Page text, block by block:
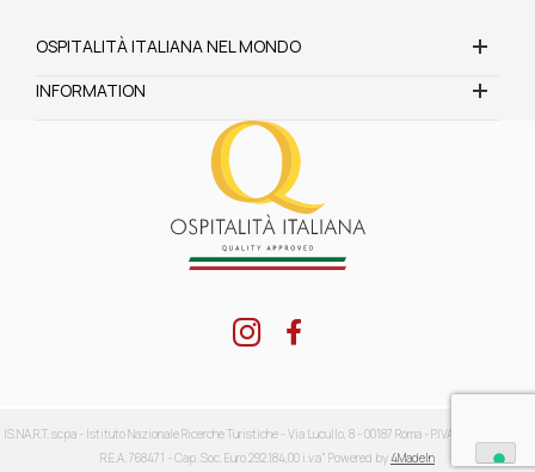
OSPITALITÀ ITALIANA NEL MONDO
INFORMATION
IS.NA.R.T. scpa - Istituto Nazionale Ricerche Turistiche - Via Lucullo, 8 - 00187 Roma - P.IVA: 04416711002 -
R.E.A. 768471 - Cap. Soc. Euro 292.184,00 i.v.a” Powered by4MadeIn